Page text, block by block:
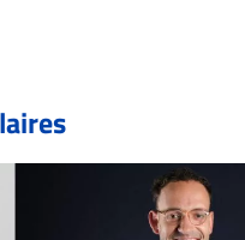
de réponse.
inc.com